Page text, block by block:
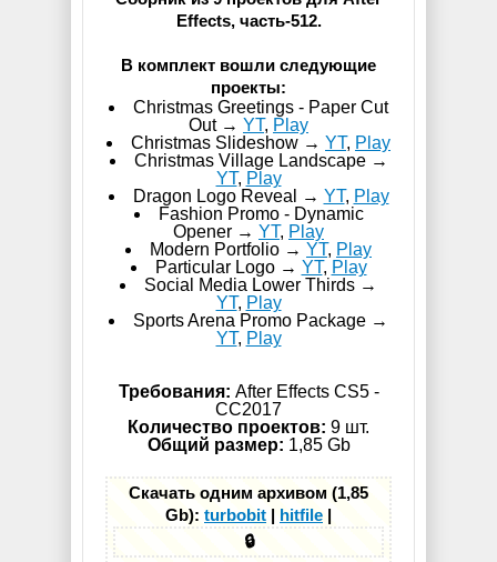
Effects, часть-512.
В комплект вошли следующие
проекты:
Christmas Greetings - Paper Cut
Out → YT, Play
Christmas Slideshow → YT, Play
Christmas Village Landscape →
YT, Play
Dragon Logo Reveal → YT, Play
Fashion Promo - Dynamic
Opener → YT, Play
Modern Portfolio → YT, Play
Particular Logo → YT, Play
Social Media Lower Thirds →
YT, Play
Sports Arena Promo Package →
YT, Play
Требования: After Effects CS5 -
СС2017
Количество проектов: 9 шт.
Общий размер: 1,85 Gb
Скачать одним архивом (1,85
Gb): turbobit | hitfile |
🔒